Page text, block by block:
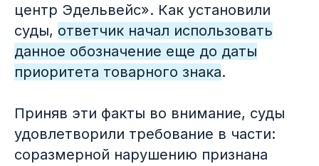
центр Эдельвейс». Как установили
суды, ответчик начал использовать
данное обозначение еще до даты
приоритета товарного знака.
Приняв эти факты во внимание, суды
удовлетворили требование в части:
соразмерной нарушению признана